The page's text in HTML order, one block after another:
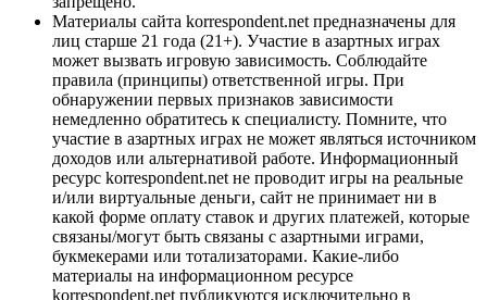
Материалы сайта korrespondent.net предназначены для
лиц старше 21 года (21+). Участие в азартных играх
может вызвать игровую зависимость. Соблюдайте
правила (принципы) ответственной игры. При
обнаружении первых признаков зависимости
немедленно обратитесь к специалисту. Помните, что
участие в азартных играх не может являться источником
доходов или альтернативой работе. Информационный
ресурс korrespondent.net не проводит игры на реальные
и/или виртуальные деньги, сайт не принимает ни в
какой форме оплату ставок и других платежей, которые
связаны/могут быть связаны с азартными играми,
букмекерами или тотализаторами. Какие-либо
материалы на информационном ресурсе
korrespondent.net публикуются исключительно в